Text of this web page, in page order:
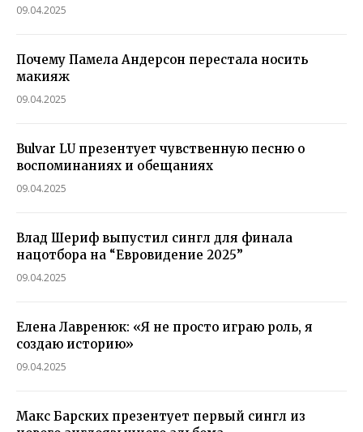
09.04.2025
Почему Памела Андерсон перестала носить
макияж
09.04.2025
Bulvar LU презентует чувственную песню о
воспоминаниях и обещаниях
09.04.2025
Влад Шериф выпустил сингл для финала
нацотбора на “Евровидение 2025”
09.04.2025
Елена Лавренюк: «Я не просто играю роль, я
создаю историю»
09.04.2025
Макс Барских презентует первый сингл из